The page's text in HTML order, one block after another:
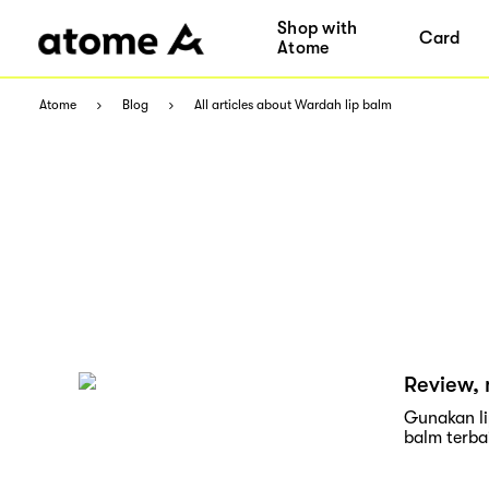
Shop with
Atome
Card
Atome Blog All articles about Wardah lip balm
Gunakan
balm